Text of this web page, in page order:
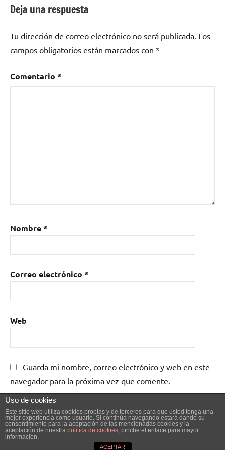
Deja una respuesta
Tu dirección de correo electrónico no será publicada. Los
campos obligatorios están marcados con *
Comentario *
Nombre*
Correo electrónico *
Web
Guarda mi nombre, correo electrónico y web en este
navegador para la próxima vez que comente.
Tema de WordPress: Dynamico de ThemeZee.
Uso de cookies
Este sitio web utiliza cookies propias y de terceros para que usted tenga una
mejor experiencia como usuario. Si continúa navegando estará dando su
consentimiento para la aceptación de las mencionadas cookies y la
aceptación de nuestra política de cookies, pinche el enlace para mayor
información.
ACEPTAR